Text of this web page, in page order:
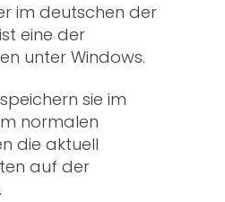
im deutschen der
eine der
unter Windows.
sie im
normalen
die aktuell
auf der